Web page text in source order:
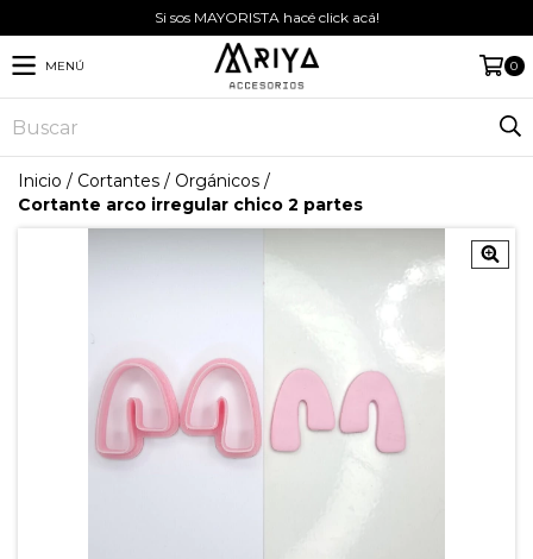
Si sos MAYORISTA hacé click acá!
MENÚ 0
Inicio / Cortantes / Orgánicos /
Cortante arco irregular chico 2 partes